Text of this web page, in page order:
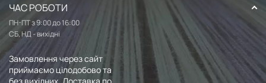
ЧАС РОБОТИ
ПН-ПТ з 9:00 до 16:00
СБ, НД - вихідні
Замовлення через сайт
приймаємо цілодобово та
без вихідних. Доставка по